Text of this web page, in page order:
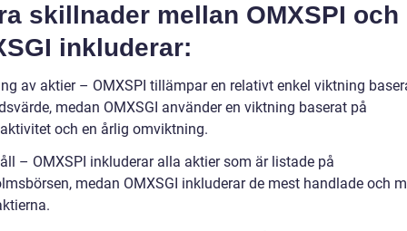
skillnader mellan OMXSPI och
inkluderar:
av aktier – OMXSPI tillämpar en relativt enkel viktning
medan OMXSGI använder en viktning baserat på
och en årlig omviktning.
– OMXSPI inkluderar alla aktier som är listade på
medan OMXSGI inkluderar de mest handlade och